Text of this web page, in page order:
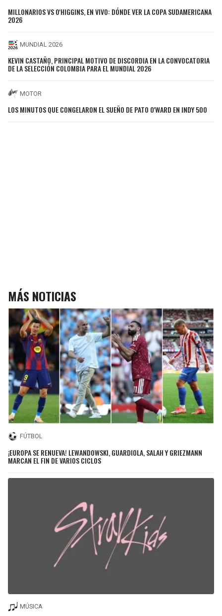
MILLONARIOS VS O'HIGGINS, EN VIVO: DÓNDE VER LA COPA SUDAMERICANA
2026
MUNDIAL 2026
KEVIN CASTAÑO, PRINCIPAL MOTIVO DE DISCORDIA EN LA CONVOCATORIA
DE LA SELECCIÓN COLOMBIA PARA EL MUNDIAL 2026
MOTOR
LOS MINUTOS QUE CONGELARON EL SUEÑO DE PATO O'WARD EN INDY 500
MÁS NOTICIAS
FÚTBOL
¡EUROPA SE RENUEVA! LEWANDOWSKI, GUARDIOLA, SALAH Y GRIEZMANN
MARCAN EL FIN DE VARIOS CICLOS
MÚSICA